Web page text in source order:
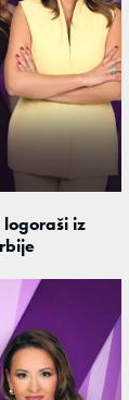
iz